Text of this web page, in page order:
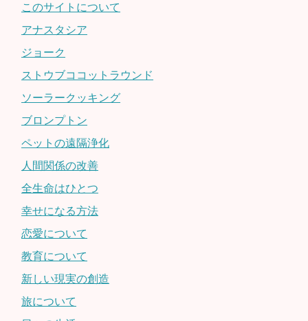
このサイトについて
アナスタシア
ジョーク
ストウブココットラウンド
ソーラークッキング
ブロンプトン
ペットの遠隔浄化
人間関係の改善
全生命はひとつ
幸せになる方法
恋愛について
教育について
新しい現実の創造
旅について